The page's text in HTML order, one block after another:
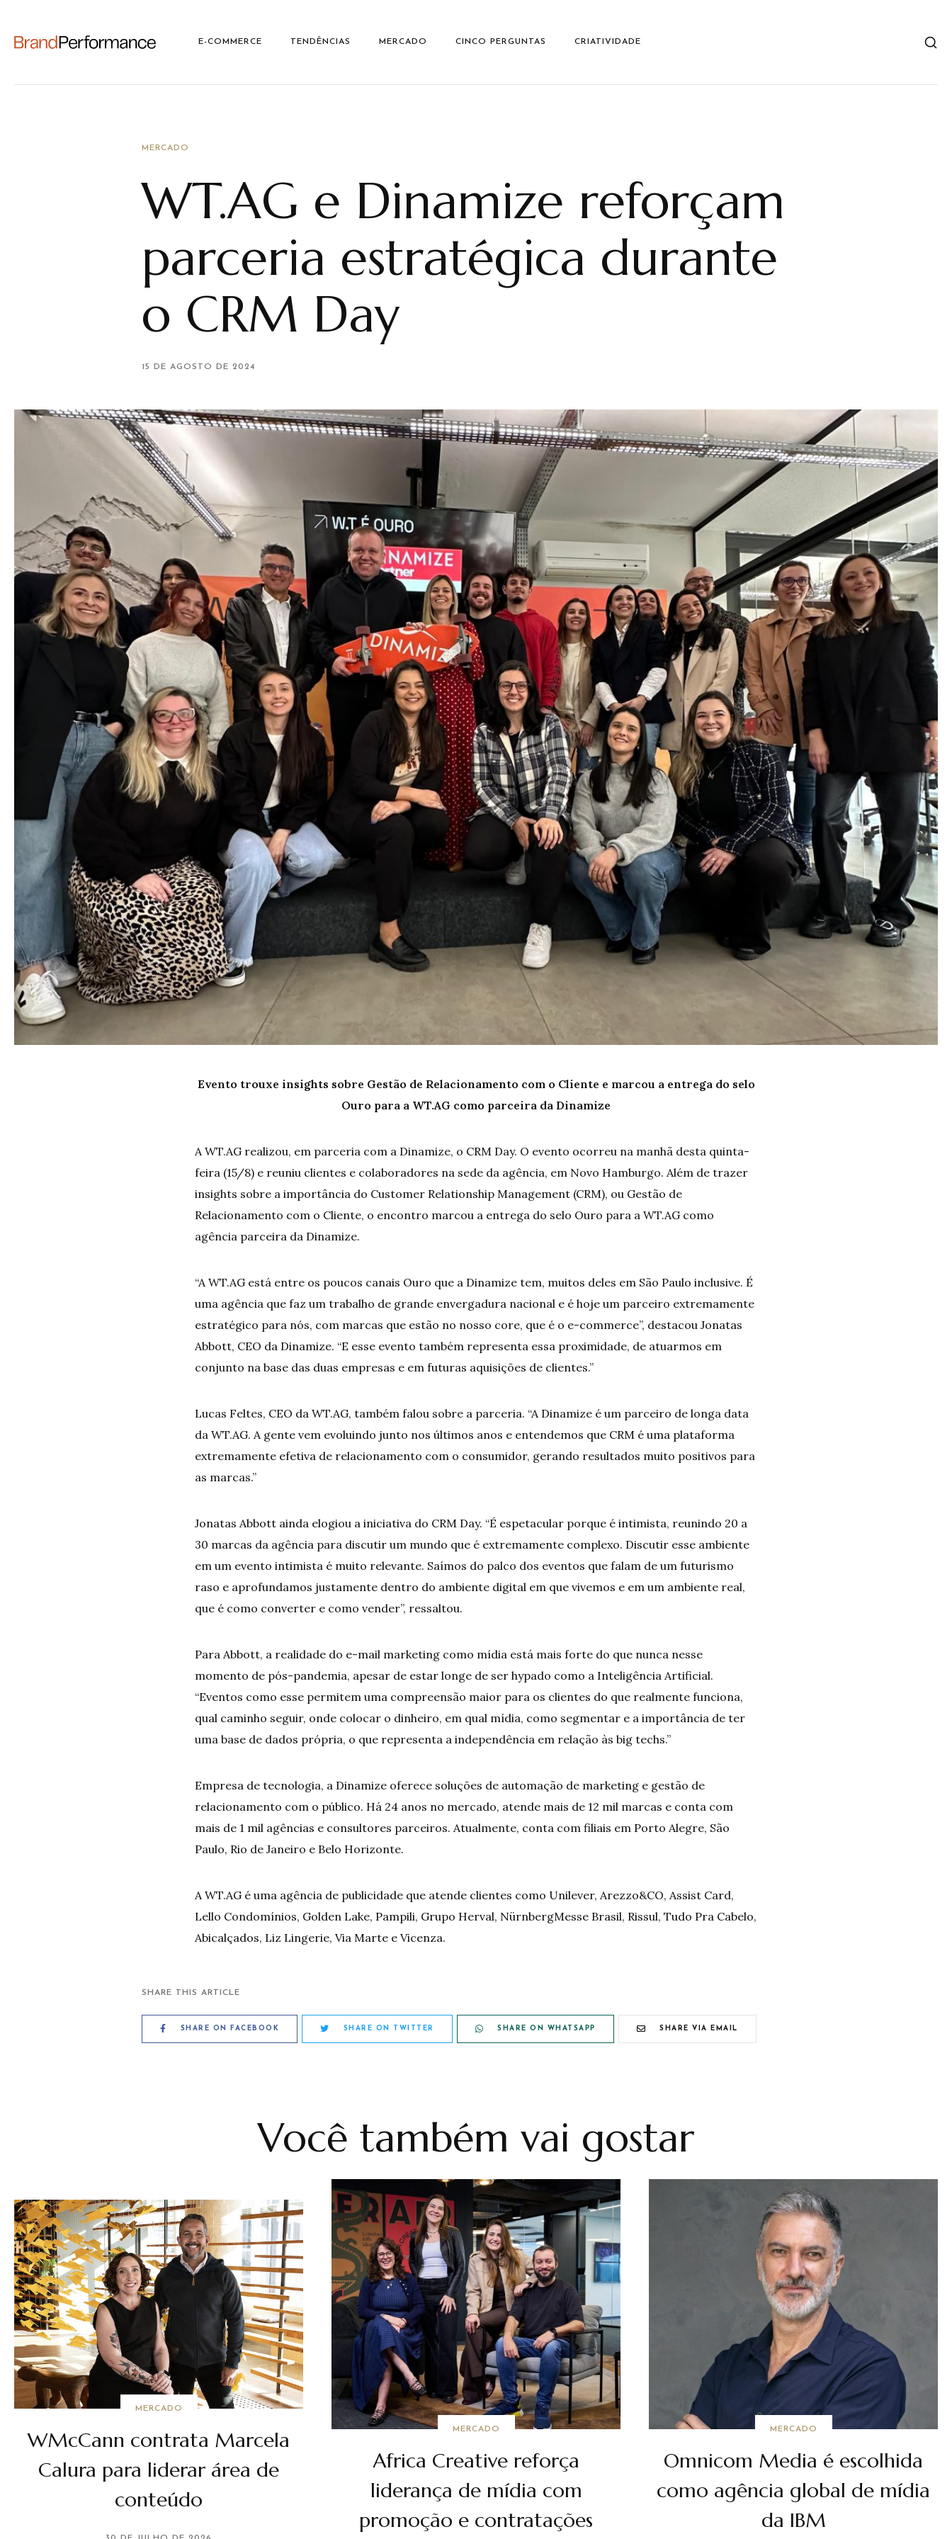
E-COMMERCE TENDÊNCIAS MERCADO CINCO PERGUNTAS CRIATIVIDADE
MERCADO
WT.AG e Dinamize reforçam
parceria estratégica durante
o CRM Day
15 DE AGOSTO DE 2024
Evento trouxe insights sobre Gestão de Relacionamento com o Cliente e marcou a entrega do selo
Ouro para a WT.AG como parceira da Dinamize
A WT.AG realizou, em parceria com a Dinamize, o CRM Day. O evento ocorreu na manhã desta quinta-
feira (15/8) e reuniu clientes e colaboradores na sede da agência, em Novo Hamburgo. Além de trazer
insights sobre a importância do Customer Relationship Management (CRM), ou Gestão de
Relacionamento com o Cliente, o encontro marcou a entrega do selo Ouro para a WT.AG como
agência parceira da Dinamize.
“A WT.AG está entre os poucos canais Ouro que a Dinamize tem, muitos deles em São Paulo inclusive. É
uma agência que faz um trabalho de grande envergadura nacional e é hoje um parceiro extremamente
estratégico para nós, com marcas que estão no nosso core, que é o e-commerce”, destacou Jonatas
Abbott, CEO da Dinamize. “E esse evento também representa essa proximidade, de atuarmos em
conjunto na base das duas empresas e em futuras aquisições de clientes.”
Lucas Feltes, CEO da WT.AG, também falou sobre a parceria. “A Dinamize é um parceiro de longa data
da WT.AG. A gente vem evoluindo junto nos últimos anos e entendemos que CRM é uma plataforma
extremamente efetiva de relacionamento com o consumidor, gerando resultados muito positivos para
as marcas.”
Jonatas Abbott ainda elogiou a iniciativa do CRM Day. “É espetacular porque é intimista, reunindo 20 a
30 marcas da agência para discutir um mundo que é extremamente complexo. Discutir esse ambiente
em um evento intimista é muito relevante. Saímos do palco dos eventos que falam de um futurismo
raso e aprofundamos justamente dentro do ambiente digital em que vivemos e em um ambiente real,
que é como converter e como vender”, ressaltou.
Para Abbott, a realidade do e-mail marketing como mídia está mais forte do que nunca nesse
momento de pós-pandemia, apesar de estar longe de ser hypado como a Inteligência Artificial.
“Eventos como esse permitem uma compreensão maior para os clientes do que realmente funciona,
qual caminho seguir, onde colocar o dinheiro, em qual mídia, como segmentar e a importância de ter
uma base de dados própria, o que representa a independência em relação às big techs.”
Empresa de tecnologia, a Dinamize oferece soluções de automação de marketing e gestão de
relacionamento com o público. Há 24 anos no mercado, atende mais de 12 mil marcas e conta com
mais de 1 mil agências e consultores parceiros. Atualmente, conta com filiais em Porto Alegre, São
Paulo, Rio de Janeiro e Belo Horizonte.
A WT.AG é uma agência de publicidade que atende clientes como Unilever, Arezzo&CO, Assist Card,
Lello Condomínios, Golden Lake, Pampili, Grupo Herval, NürnbergMesse Brasil, Rissul, Tudo Pra Cabelo,
Abicalçados, Liz Lingerie, Via Marte e Vicenza.
SHARE THIS ARTICLE
SHARE ON FACEBOOK SHARE ON TWITTER SHARE ON WHATSAPP SHARE VIA EMAIL
Você também vai gostar
MERCADO
WMcCann contrata Marcela
Calura para liderar área de
conteúdo
MERCADO
Africa Creative reforça
liderança de mídia com
promoção e contratações
MERCADO
Omnicom Media é escolhida
como agência global de mídia
da IBM